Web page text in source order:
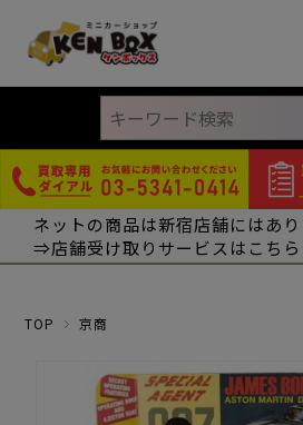
ネットの商品は新宿店舗にはあ
⇒店舗受け取りサービスはこちら
TOP 京商